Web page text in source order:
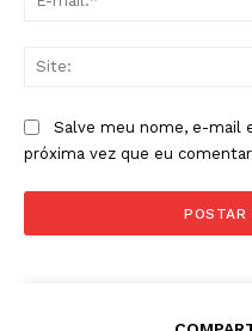
Salve meu nome, e-mail
próxima vez que eu